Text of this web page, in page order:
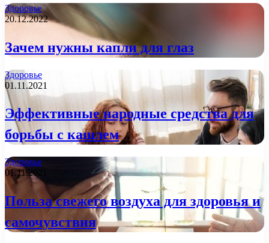
Здоровье
20.12.2022
Зачем нужны капли для глаз
Здоровье
01.11.2021
Эффективные народные средства для
борьбы с кашлем
Здоровье
01.11.2021
Польза свежего воздуха для здоровья и
самочувствия